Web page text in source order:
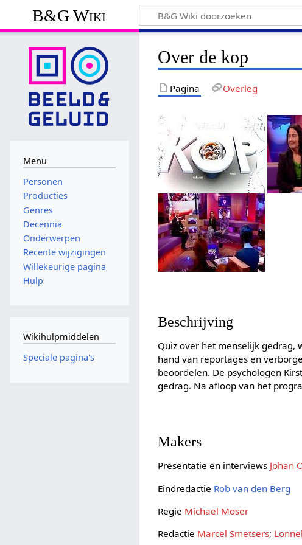
B&G Wiki
Over de kop
Pagina Overleg
Beschrijving
Quiz over het menselijk gedrag,
hand van reportages en
beoordelen. De psychologen
gedrag. Na afloop van het
Makers
Presentatie en interviews Johan
Eindredactie Rob van den Berg
Regie Michael Moser
Redactie Marcel Smetsers;
Menu
Personen
Producties
Genres
Decennia
Onderwerpen
Recente wijzigingen
Willekeurige pagina
Hulp
Wikihulpmiddelen
Speciale pagina's